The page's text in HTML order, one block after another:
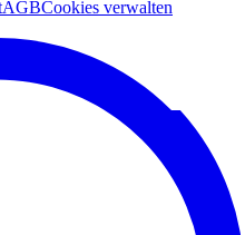
AGBCookies verwalten